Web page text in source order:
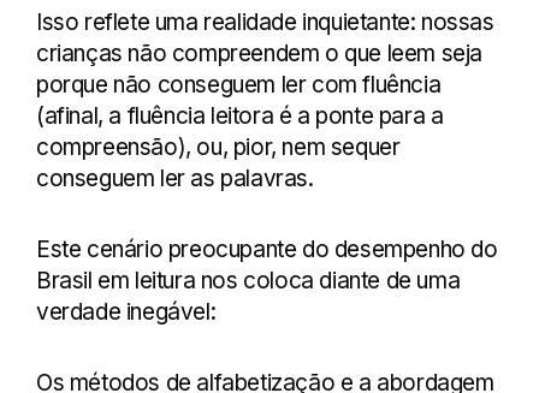
Isso reflete uma realidade inquietante: nossas
crianças não compreendem o que leem seja
porque não conseguem ler com fluência
(afinal, a fluência leitora é a ponte para a
compreensão), ou, pior, nem sequer
conseguem ler as palavras.
Este cenário preocupante do desempenho do
Brasil em leitura nos coloca diante de uma
verdade inegável:
Os métodos de alfabetização e a abordagem